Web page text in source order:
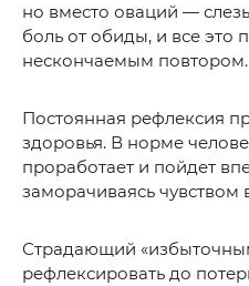
но вместо оваций —
боль от обиды, и все это
нескончаемым повтором.
Постоянная рефлексия
здоровья. В норме
проработает и пойдет
заморачиваясь чувством
Страдающий
рефлексировать до